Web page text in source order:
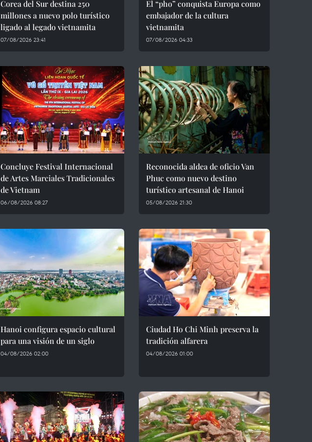
Corea del Sur destina 250
millones a nuevo polo turístico
ligado al legado vietnamita
07/08/2026 23:41
El “pho” conquista Europa como
embajador de la cultura
vietnamita
07/08/2026 04:33
Concluye Festival Internacional
de Artes Marciales Tradicionales
de Vietnam
06/08/2026 08:27
Reconocida aldea de oficio Van
Phuc como nuevo destino
turístico artesanal de Hanoi
05/08/2026 21:30
Hanoi configura espacio cultural
para una visión de un siglo
04/08/2026 02:00
Ciudad Ho Chi Minh preserva la
tradición alfarera
04/08/2026 01:00